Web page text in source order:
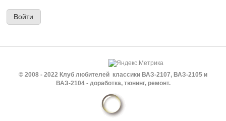
© 2008 - 2022 Клуб любителей классики ВАЗ-2107, ВАЗ-2105 и
ВАЗ-2104 - доработка, тюнинг, ремонт.